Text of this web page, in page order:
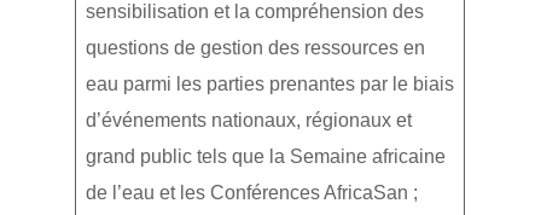
sensibilisation et la compréhension des
questions de gestion des ressources en
eau parmi les parties prenantes par le biais
d’événements nationaux, régionaux et
grand public tels que la Semaine africaine
de l’eau et les Conférences AfricaSan ;